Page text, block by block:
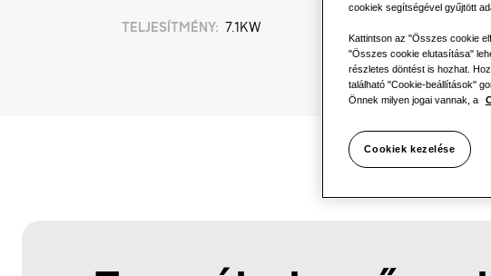
TELJESÍTMÉNY: 7.1KW
cookiek segítségével gyűjtött
Kattintson az "Összes cookie
"Összes cookie elutasítása"
részletes döntést is hozhat.
található "Cookie-beállítások"
Önnek milyen jogai vannak, a
Cookiek kezelése